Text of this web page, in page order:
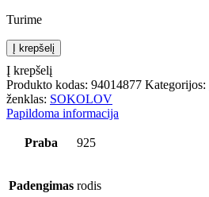
Turime
produkto
kiekis: Žiedas
Į krepšelį
Į krepšelį
Produkto kodas: 94014877 Kategorijos:
ženklas: SOKOLOV
Papildoma informacija
Praba 925
Padengimas rodis